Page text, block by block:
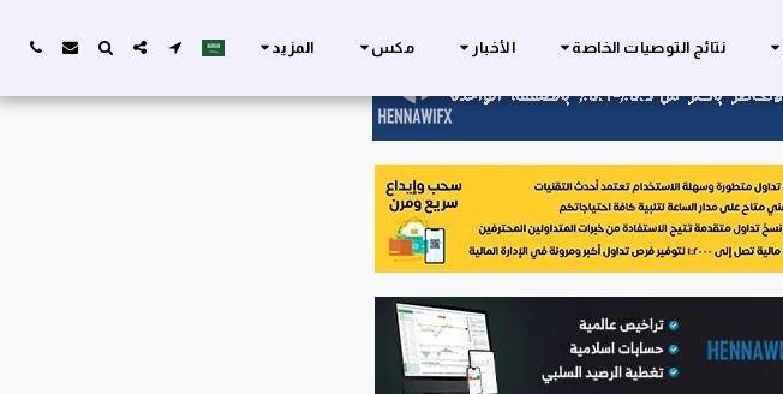
نتائج التوصيات الخاصة الأخبار مكس المزيد